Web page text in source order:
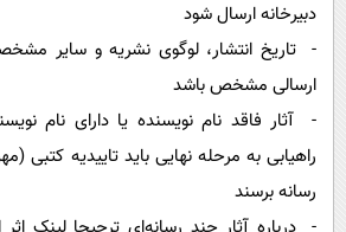
دبیرخانه ارسال شود
- تاریخ انتشار، لوگوی نشریه و سایر
ارسالی مشخص باشد
- آثار فاقد نام نویسنده یا دارای نام
راهیابی به مرحله نهایی باید تاییدیه کتبی
رسانه برسند